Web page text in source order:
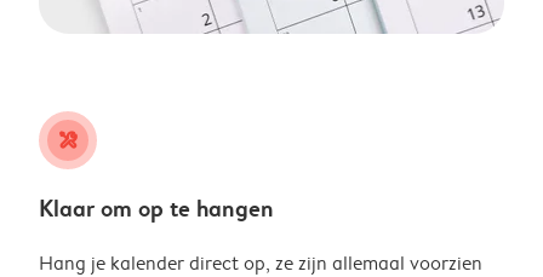
tools
Klaar om op te hangen
Hang je kalender direct op, ze zijn allemaal voorzien